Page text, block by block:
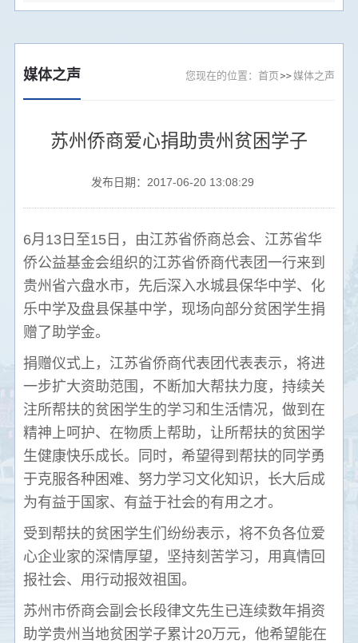
媒体之声 您现在的位置：首页 媒体之声
苏州侨商爱心捐助贵州贫困学子
发布日期：2017-06-20 13:08:29
6月13日至15日，由江苏省侨商总会、江苏省华
侨公益基金会组织的江苏省侨商代表团一行来到
贵州省六盘水市，先后深入水城县保华中学、化
乐中学及盘县保基中学，现场向部分贫困学生捐
赠了助学金。
捐赠仪式上，江苏省侨商代表团代表表示，将进
一步扩大资助范围，不断加大帮扶力度，持续关
注所帮扶的贫困学生的学习和生活情况，做到在
精神上呵护、在物质上帮助，让所帮扶的贫困学
生健康快乐成长。同时，希望得到帮扶的同学勇
于克服各种困难、努力学习文化知识，长大后成
为有益于国家、有益于社会的有用之才。
受到帮扶的贫困学生们纷纷表示，将不负各位爱
心企业家的深情厚望，坚持刻苦学习，用真情回
报社会、用行动报效祖国。
苏州市侨商会副会长段律文先生已连续数年捐资
助学贵州当地贫困学子累计20万元，他希望能在